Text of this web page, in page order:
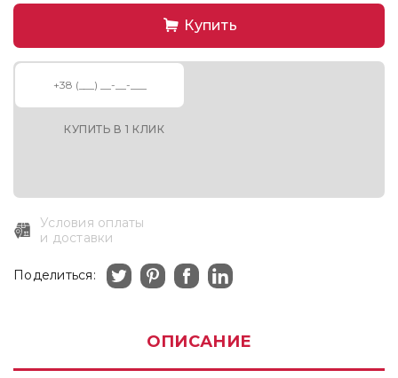
Купить
КУПИТЬ В 1 КЛИК
Условия оплаты
и доставки
Поделиться:
ОПИСАНИЕ